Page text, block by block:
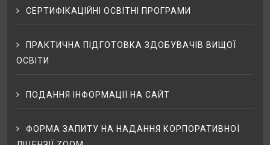
СЕРТИФІКАЦІЙНІ ОСВІТНІ ПРОГРАМИ
ПРАКТИЧНА ПІДГОТОВКА ЗДОБУВАЧІВ ВИЩОЇ
ОСВІТИ
ПОДАННЯ ІНФОРМАЦІЇ НА САЙТ
ФОРМА ЗАПИТУ НА НАДАННЯ КОРПОРАТИВНОЇ